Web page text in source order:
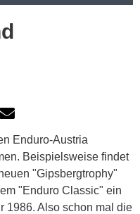
Enduro-Austria
Beispielsweise findet
"Gipsbergtrophy"
"Enduro Classic" ein
1986. Also schon mal die